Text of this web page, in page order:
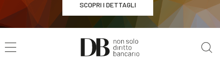
SCOPRI I DETTAGLI
WEBINAR / 29 settembre
Pignoramento presso terzi e ruolo della banca